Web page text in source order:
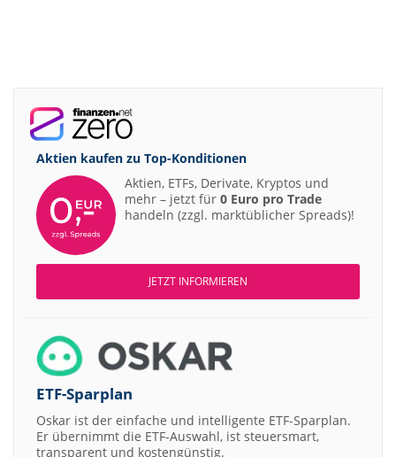
Aktien kaufen zu Top-Konditionen
Aktien, ETFs, Derivate, Kryptos und
mehr – jetzt für 0 Euro pro Trade
handeln (zzgl. marktüblicher Spreads)!
JETZT INFORMIEREN
ETF-Sparplan
Oskar ist der einfache und intelligente ETF-Sparplan.
Er übernimmt die ETF-Auswahl, ist steuersmart,
transparent und kostengünstig.